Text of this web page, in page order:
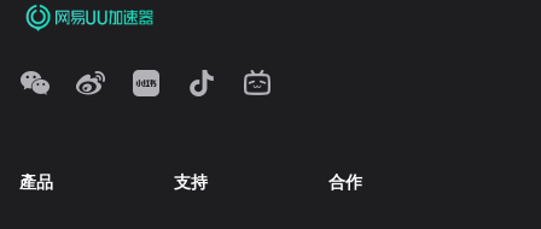
產品 支持 合作